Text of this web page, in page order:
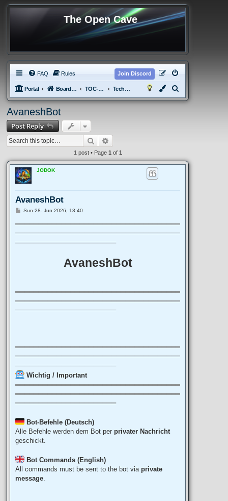
The Open Cave
FAQ Rules Join Discord
Portal Board index TOC-Moul Technical Discussion
e
AvaneshBot
Post Reply
Search
1 post • Page 1 of 1
JODOK
AvaneshBot
PSun 28. Jun 2026, 13:40
════════════════════════════════════
════════════════════════════════════
══════════════════════
AvaneshBot
════════════════════════════════════
════════════════════════════════════
══════════════════════
════════════════════════════════════
════════════════════════════════════
══════════════════════
Wichtig / Important
════════════════════════════════════
════════════════════════════════════
══════════════════════
Bot-Befehle (Deutsch)
Alle Befehle werden dem Bot per privater Nachricht
geschickt.
Bot Commands (English)
All commands must be sent to the bot via private
message